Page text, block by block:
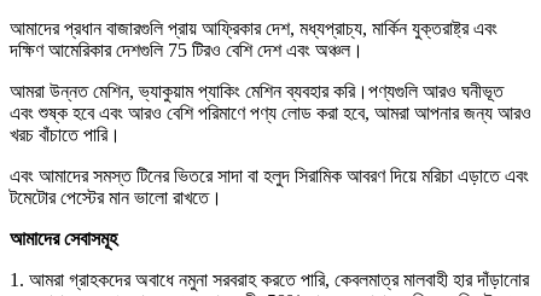
আমাদের প্রধান বাজারগুলি প্রায় আফ্রিকার দেশ, মধ্যপ্রাচ্য, মার্কিন যুক্তরাষ্ট্র এবং
দক্ষিণ আমেরিকার দেশগুলি 75 টিরও বেশি দেশ এবং অঞ্চল।
আমরা উন্নত মেশিন, ভ্যাকুয়াম প্যাকিং মেশিন ব্যবহার করি।পণ্যগুলি আরও ঘনীভূত
এবং শুষ্ক হবে এবং আরও বেশি পরিমাণে পণ্য লোড করা হবে, আমরা আপনার জন্য আরও
খরচ বাঁচাতে পারি।
এবং আমাদের সমস্ত টিনের ভিতরে সাদা বা হলুদ সিরামিক আবরণ দিয়ে মরিচা এড়াতে এবং
টমেটোর পেস্টের মান ভালো রাখতে।
আমাদের সেবাসমূহ
1. আমরা গ্রাহকদের অবাধে নমুনা সরবরাহ করতে পারি, কেবলমাত্র মালবাহী হার দাঁড়ানোর